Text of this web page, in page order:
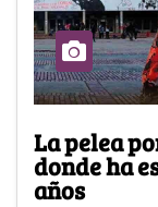
La pelea
donde ha
años